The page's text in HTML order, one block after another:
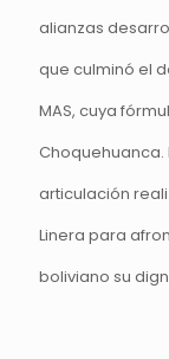
alianzas
que culminó el
MAS, cuya
articulación
Linera para
boliviano su